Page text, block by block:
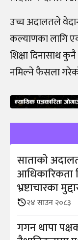
उच्च अदालतले
कल्याणका लागि
शिक्षा दिनासाथ
नमिल्ने फैसला
साताको
आधिकारिकता
भ्रष्टाचारका
२४ साउन २०८३
गगन थापा